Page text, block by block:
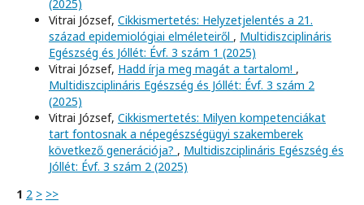
(2025)
Vitrai József, Cikkismertetés: Helyzetjelentés a 21.
század epidemiológiai elméleteiről , Multidiszciplináris
Egészség és Jóllét: Évf. 3 szám 1 (2025)
Vitrai József, Hadd írja meg magát a tartalom! ,
Multidiszciplináris Egészség és Jóllét: Évf. 3 szám 2
(2025)
Vitrai József, Cikkismertetés: Milyen kompetenciákat
tart fontosnak a népegészségügyi szakemberek
következő generációja? , Multidiszciplináris Egészség és
Jóllét: Évf. 3 szám 2 (2025)
1 2 > >>